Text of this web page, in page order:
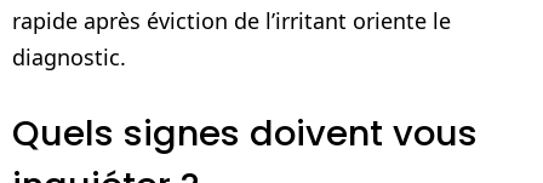
rapide après éviction de l’irritant oriente le
diagnostic.
Quels signes doivent vous